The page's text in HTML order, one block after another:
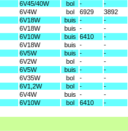
6V45/40W bol - -
6V4W bol 6929 3892
6V18W buis - -
6V18W buis - -
6V10W buis 6410 -
6V18W buis - -
6V5W buis - -
6V2W bol - -
6V5W buis - -
6V35W bol - -
6V1,2W bol - -
6V4W buis - -
6V10W bol 6410 -